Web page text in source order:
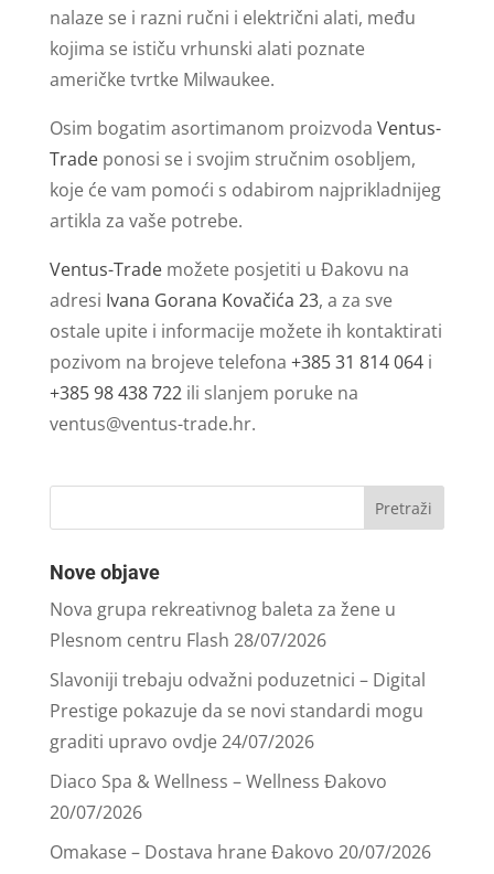
nalaze se i razni ručni i električni alati, među
kojima se ističu vrhunski alati poznate
američke tvrtke Milwaukee.
Osim bogatim asortimanom proizvoda Ventus-
Tradeponosi se i svojim stručnim osobljem,
koje će vam pomoći s odabirom najprikladnijeg
artikla za vaše potrebe.
Ventus-Trademožete posjetiti u Đakovu na
adresi Ivana Gorana Kovačića 23, a za sve
ostale upite i informacije možete ih kontaktirati
pozivom na brojeve telefona +385 31 814 064i
+385 98 438 722ili slanjem poruke na
ventus@ventus-trade.hr.
Nove objave
Nova grupa rekreativnog baleta za žene u
Plesnom centru Flash 28/07/2026
Slavoniji trebaju odvažni poduzetnici – Digital
Prestige pokazuje da se novi standardi mogu
graditi upravo ovdje24/07/2026
Diaco Spa & Wellness – Wellness Đakovo
20/07/2026
Omakase – Dostava hrane Đakovo 20/07/2026